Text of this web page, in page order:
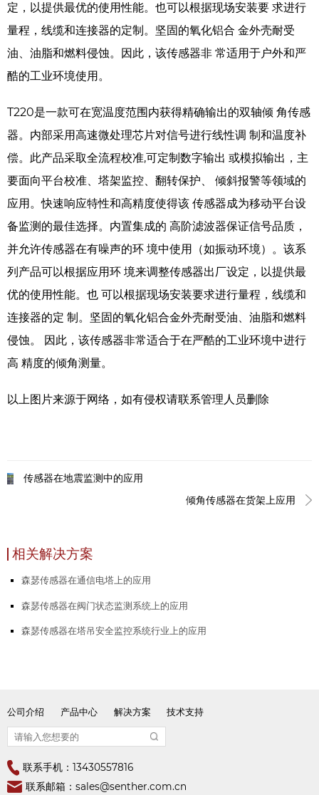
定，以提供最优的使用性能。也可以根据现场安装要 求进行
量程，线缆和连接器的定制。坚固的氧化铝合 金外壳耐受
油、油脂和燃料侵蚀。因此，该传感器非 常适用于户外和严
酷的工业环境使用。
T220是一款可在宽温度范围内获得精确输出的双轴倾 角传感
器。内部采用高速微处理芯片对信号进行线性调 制和温度补
偿。此产品采取全流程校准,可定制数字输出 或模拟输出，主
要面向平台校准、塔架监控、翻转保护、 倾斜报警等领域的
应用。快速响应特性和高精度使得该 传感器成为移动平台设
备监测的最佳选择。内置集成的 高阶滤波器保证信号品质，
并允许传感器在有噪声的环 境中使用（如振动环境）。该系
列产品可以根据应用环 境来调整传感器出厂设定，以提供最
优的使用性能。也 可以根据现场安装要求进行量程，线缆和
连接器的定 制。坚固的氧化铝合金外壳耐受油、油脂和燃料
侵蚀。 因此，该传感器非常适合于在严酷的工业环境中进行
高 精度的倾角测量。
以上图片来源于网络，如有侵权请联系管理人员删除
传感器在地震监测中的应用
倾角传感器在货架上应用
相关解决方案
森瑟传感器在通信电塔上的应用
森瑟传感器在阀门状态监测系统上的应用
森瑟传感器在塔吊安全监控系统行业上的应用
公司介绍 产品中心 解决方案 技术支持
联系手机：13430557816
联系邮箱：sales@senther.com.cn